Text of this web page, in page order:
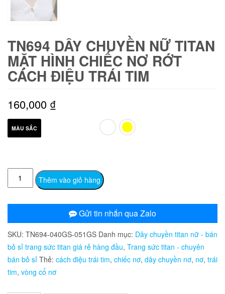
TN694 DÂY CHUYỀN NỮ TITAN
MẶT HÌNH CHIẾC NƠ RỚT
CÁCH ĐIỆU TRÁI TIM
160,000 ₫
MÀU SẮC
TN694
Dây
titan
mặt
hình
chiếc
nơ
Thêm vào giỏ hàng
Gửi tin nhắn qua Zalo
SKU: TN694-040GS-051GS Danh mục: Dây chuyền titan nữ - bán
bỏ sỉ trang sức titan giá rẻ hàng đầu, Trang sức titan - chuyên
bán bỏ sỉ Thẻ: cách điệu trái tim, chiếc nơ, dây chuyền nơ, nơ, trái
tim, vòng cổ nơ